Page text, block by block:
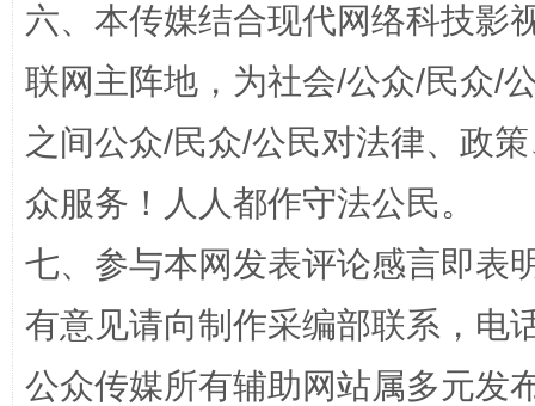
六、本传媒结合现代网络科技影
联网主阵地，为社会/公众/民众/
之间公众/民众/公民对法律、政
众服务！人人都作守法公民。
七、参与本网发表评论感言即表
有意见请向制作采编部联系，电
公众传媒所有辅助网站属多元发